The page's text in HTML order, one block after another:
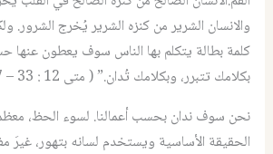
والانسان الشرير من كنزه الشرير يُخرج الشرور.
كلمة بطالة يتكلم بها الناس سوف يعطون عنها
بكلامك تتبرر، وبكلامك تُدان.” ( متى 12 : 33 – 37 )
نحن سوف ندان بحسب أعمالنا. لسوء الحظ،
الحقيقة الأساسية ويستخدم لسانه بتهور، غيرَ